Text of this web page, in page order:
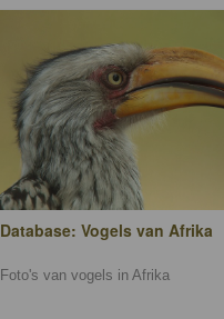
Database: Vogels van Afrika
Foto's van vogels in Afrika